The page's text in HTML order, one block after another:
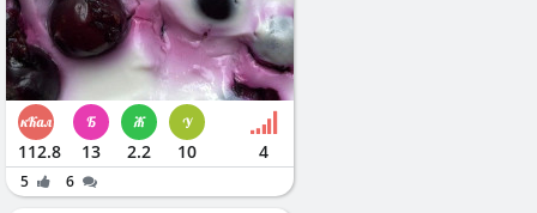
112.8 13 2.2 10 4
5 6